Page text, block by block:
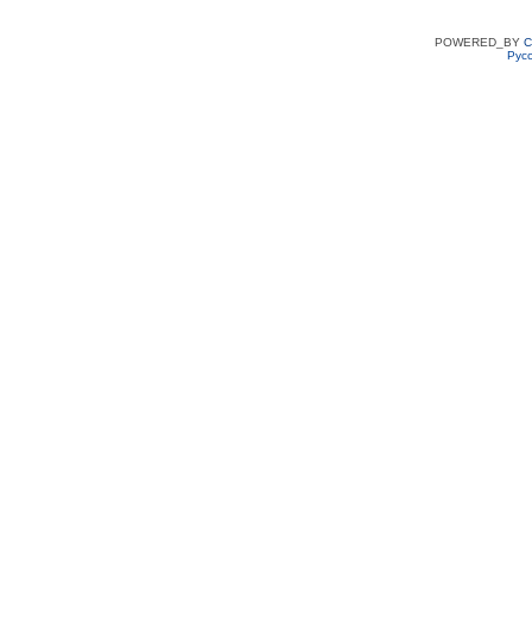
POWERED_BY